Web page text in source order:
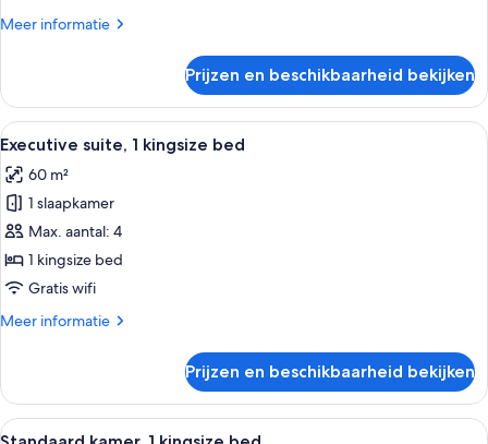
laden
Meer informatie
Meer
Twin
kamer,
2
Prijzen en beschikbaarheid bekijken
Alle
foto's
voor
Executive
suite,
1
kingsize
laden
Een moderne hotelkamer met een
11
Executive suite, 1 kingsize bed
60 m²
1 slaapkamer
Max. aantal: 4
1 kingsize bed
Gratis wifi
Meer informatie
Meer
suite,
kingsize
Prijzen en beschikbaarheid bekijken
Alle
Een moderne hotelkamer met een
11